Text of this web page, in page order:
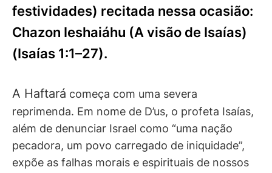
festividades) recitada nessa ocasião:
Chazon Ieshaiáhu (A visão de Isaías)
(Isaías 1:1–27).
A Haftará começa com uma severa
reprimenda. Em nome de D’us, o profeta Isaías,
além de denunciar Israel como “uma nação
pecadora, um povo carregado de iniquidade”,
expõe as falhas morais e espirituais de nossos